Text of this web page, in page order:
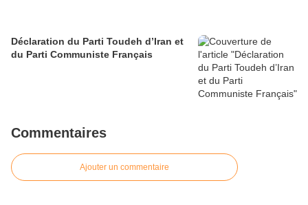
Déclaration du Parti Toudeh d’Iran et
du Parti Communiste Français
Commentaires
Ajouter un commentaire